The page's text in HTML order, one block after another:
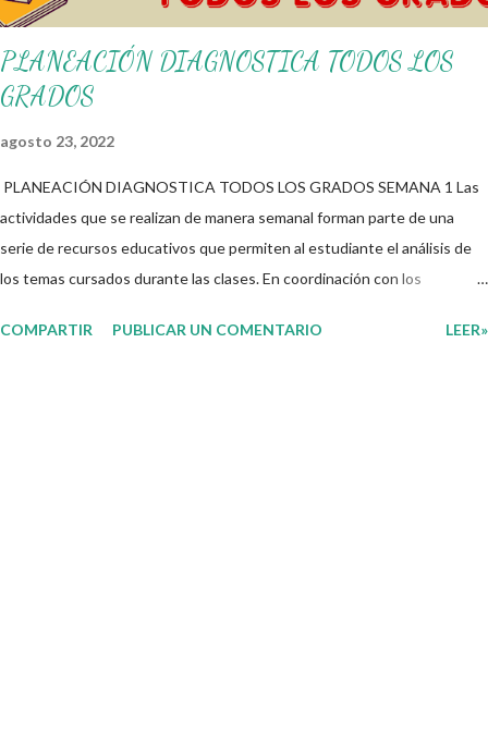
PLANEACIÓN DIAGNOSTICA TODOS LOS
GRADOS
agosto 23, 2022
PLANEACIÓN DIAGNOSTICA TODOS LOS GRADOS SEMANA 1 Las
actividades que se realizan de manera semanal forman parte de una
serie de recursos educativos que permiten al estudiante el análisis de
los temas cursados durante las clases. En coordinación con los
su interés con el material que les compartimos para que así, mediante
COMPARTIR PUBLICAR UN COMENTARIO LEER»